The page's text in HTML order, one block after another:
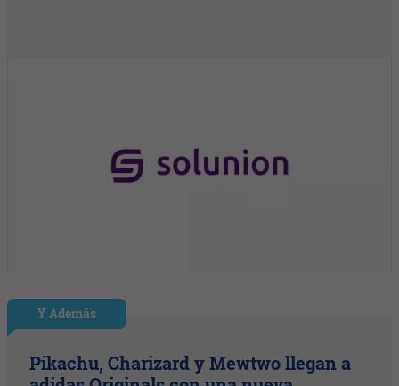
Y Además
Pikachu, Charizard y Mewtwo llegan a